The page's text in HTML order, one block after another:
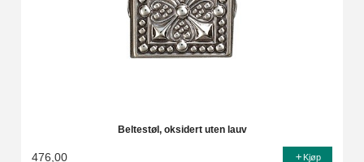
Beltestøl, oksidert uten lauv
476,00 Kjøp